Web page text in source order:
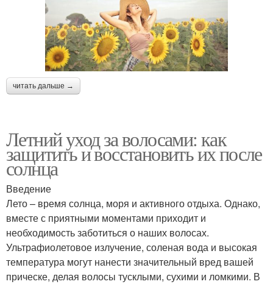
читать дальше →
Летний уход за волосами: как
защитить и восстановить их после
солнца
Введение
Лето – время солнца, моря и активного отдыха. Однако,
вместе с приятными моментами приходит и
необходимость заботиться о наших волосах.
Ультрафиолетовое излучение, соленая вода и высокая
температура могут нанести значительный вред вашей
прическе, делая волосы тусклыми, сухими и ломкими. В